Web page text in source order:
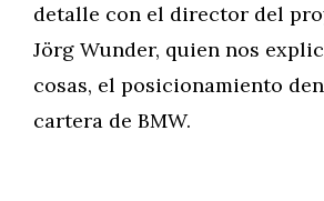
detalle con el director del
Jörg Wunder, quien nos
cosas, el posicionamiento
cartera de BMW.